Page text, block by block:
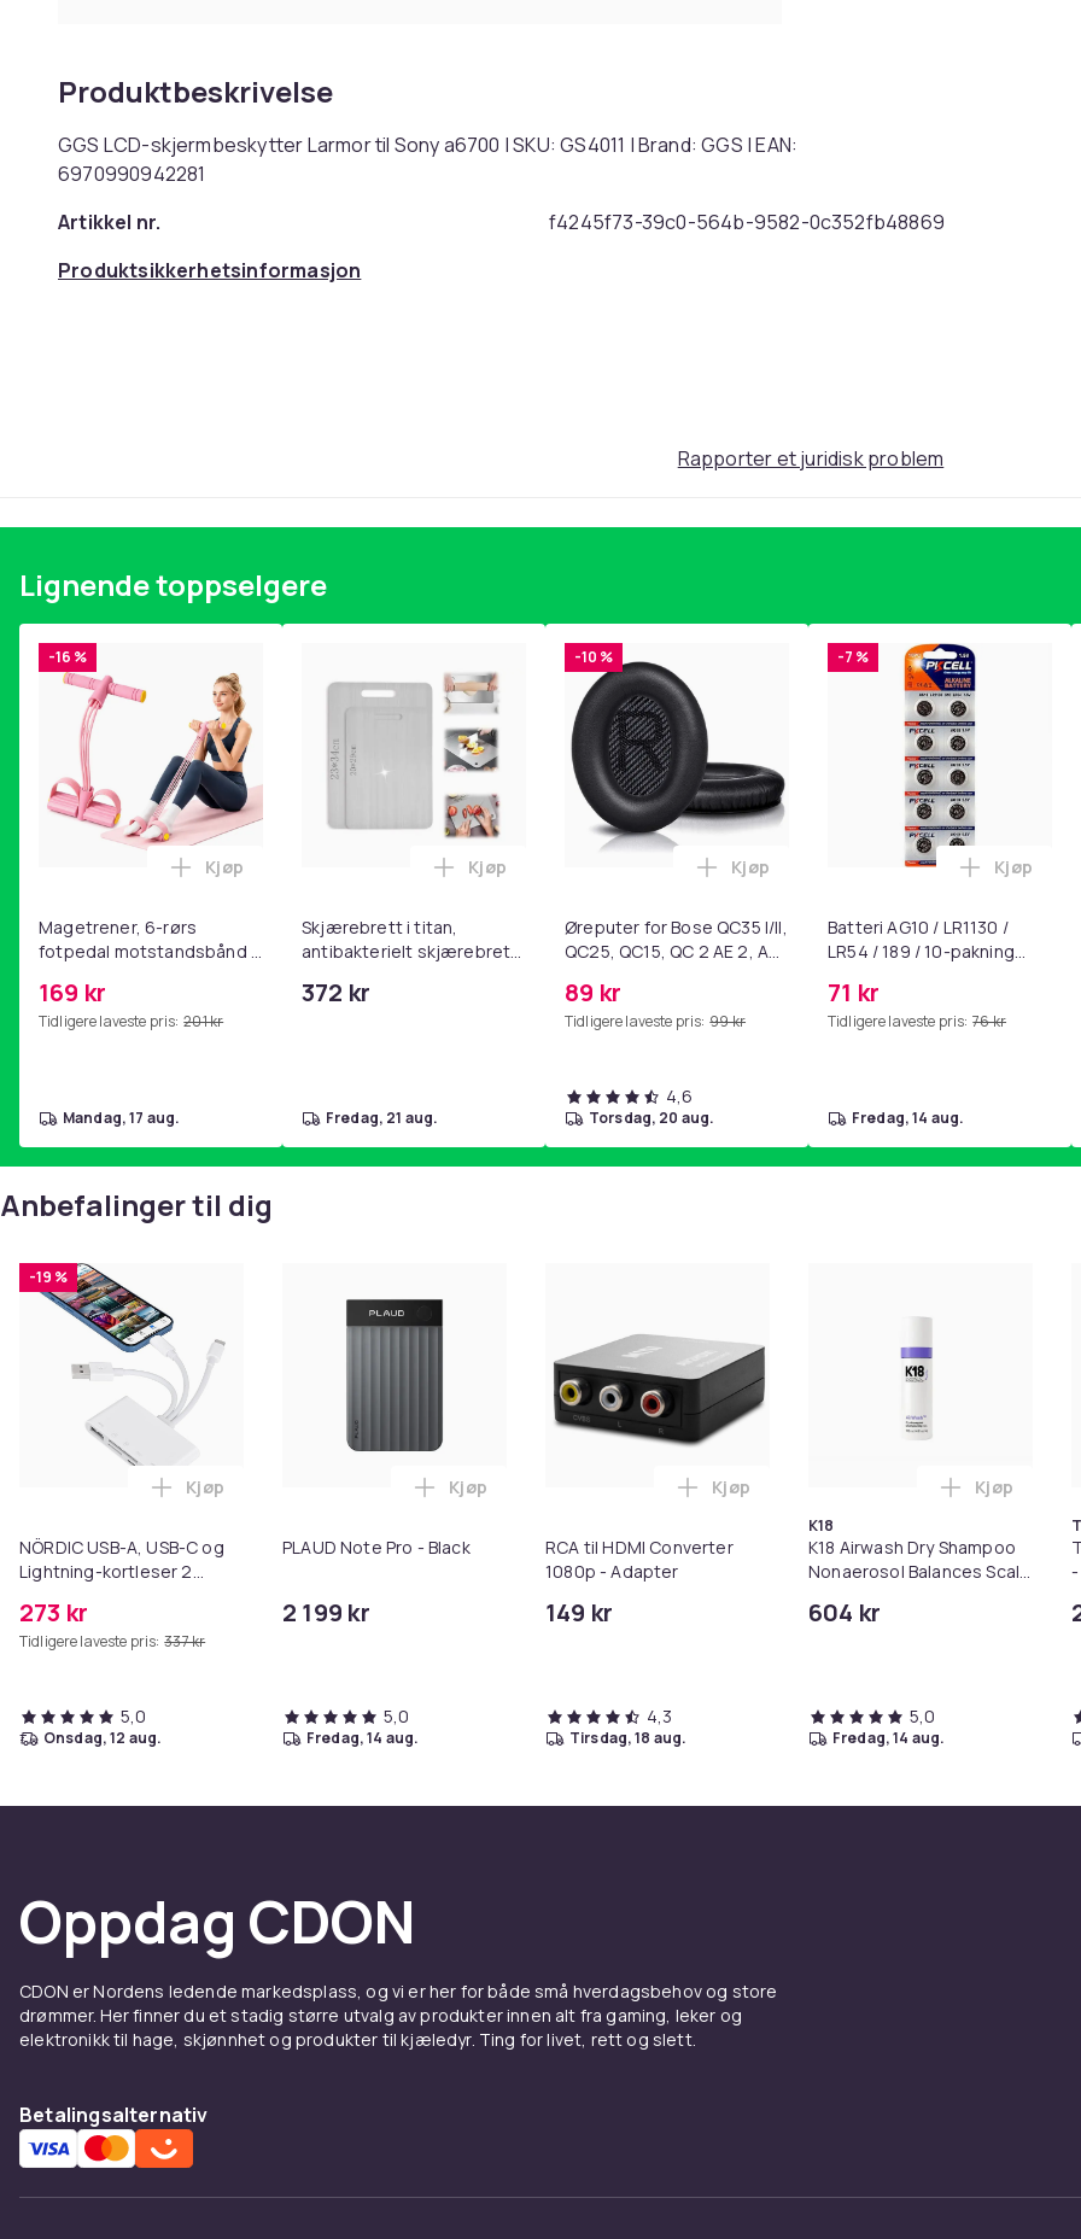
Produktbeskrivelse
GGS LCD-skjermbeskytter Larmor til Sony a6700 | SKU: GS4011 | Brand: GGS | EAN:
6970990942281
Artikkel nr.
f4245f73-39c0-564b-9582-0c352fb48869
Produktsikkerhetsinformasjon
Rapporter et juridisk problem
Lignende toppselgere
-16 %
Magetrener, 6-rørs
fotpedal motstandsbånd -
yoga og
hjemmegymnastikk Pink
169 kr
Tidligere laveste pris: 201 kr
Legg Magetrener, 6-rørs fotpedal motstandsbånd - mage- og kjernetrening, yoga og
Kjøp
mandag, 17 aug.
Skjærebrett i titan,
antibakterielt skjærebrett,
BPA-fri (2 stk.)
372 kr
Legg Skjærebrett i titan, antibakterielt skjærebrett, skjærebrett i
Kjøp
fredag, 21 aug.
-10 %
Øreputer for Bose QC35 I/II,
QC25, QC15, QC 2 AE 2, AE
SoundLink Black
89 kr
Tidligere laveste pris: 99 kr
Legg Øreputer for Bose QC35 I/II, QC25,
Kjøp
4,6
torsdag, 20 aug.
-7 %
Batteri AG10 / LR1130 /
LR54 / 189 / 10-pakning
71 kr
Tidligere laveste pris: 76 kr
Legg
Kjøp
fredag, 14 aug.
Anbefalinger til dig
-19 %
NÖRDIC USB-A, USB-C og
Lightning-kortleser 2
2xUSB-A 3.0 1xLightning
UHS-I
273 kr
Tidligere laveste pris: 337 kr
Legg NÖRDIC USB-A, USB-C og Lightning-kortleser 2 kortspor SD, MicroSD 2xUSB-A 3.0 1xLightning
Kjøp
5,0
onsdag, 12 aug.
PLAUD Note Pro - Black
2 199 kr
Legg PLAUD Note Pro - Black i handlekurven
Kjøp
5,0
fredag, 14 aug.
RCA til HDMI Converter
1080p - Adapter
149 kr
Legg RCA til HDMI Converter 1080p -
Kjøp
4,3
tirsdag, 18 aug.
K18
K18 Airwash Dry Shampoo
Nonaerosol Balances Scalp
604 kr
Legg K18
Kjøp
5,0
fredag, 14 aug.
-
Oppdag CDON
CDON er Nordens ledende markedsplass, og vi er her for både små hverdagsbehov og store
drømmer. Her finner du et stadig større utvalg av produkter innen alt fra gaming, leker og
elektronikk til hage, skjønnhet og produkter til kjæledyr. Ting for livet, rett og slett.
Betalingsalternativ